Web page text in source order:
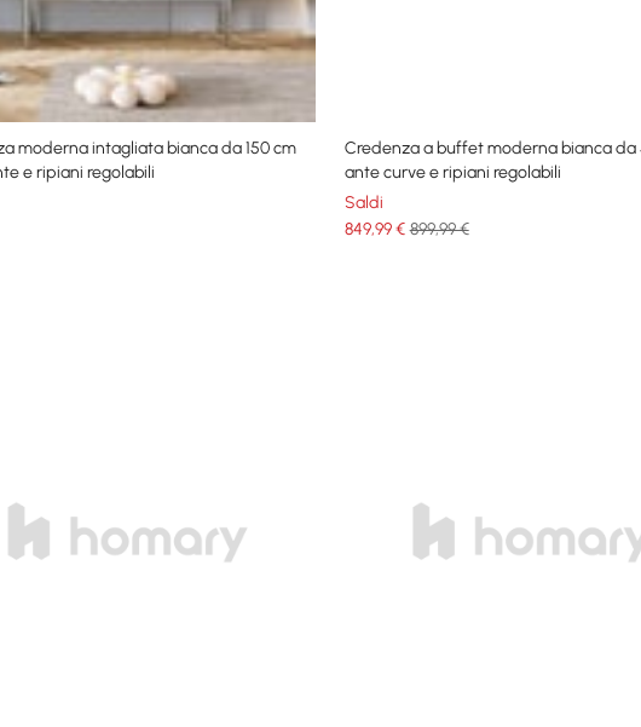
moderna intagliata bianca da 150 cm
e ripiani regolabili
Credenza a buffet moderna bianca da
ante curve e ripiani regolabili
Saldi
849,99€ 899,99 €